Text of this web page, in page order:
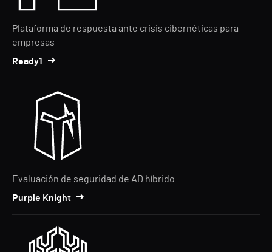
Plataforma de respuesta ante crisis cibernéticas para
empresas
Ready1
Evaluación de seguridad de AD híbrido
Purple Knight